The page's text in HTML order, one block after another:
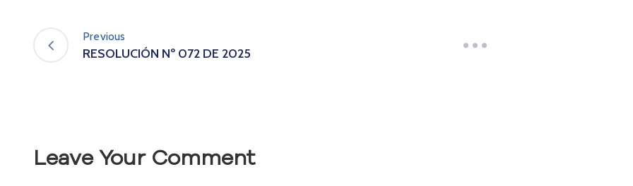
Previous
RESOLUCIÓN Nº 072 DE 2025
Leave Your Comment